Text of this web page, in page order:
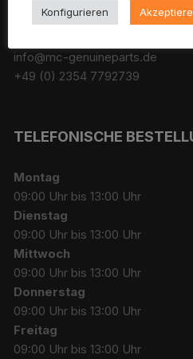
Deutschland
info@mc-genuineparts.de
+49 (0) 2354 7792739
TELEFONISCHE
Montag
09:00 Uhr bis 13:00 Uhr
Dienstag
09:00 Uhr bis 13:00 Uhr
Mittwoch
09:00 Uhr bis 13:00 Uhr
Donnerstag
09:00 Uhr bis 13:00 Uhr
Freitag
09:00 Uhr bis 13:00 Uhr
Konfigurieren